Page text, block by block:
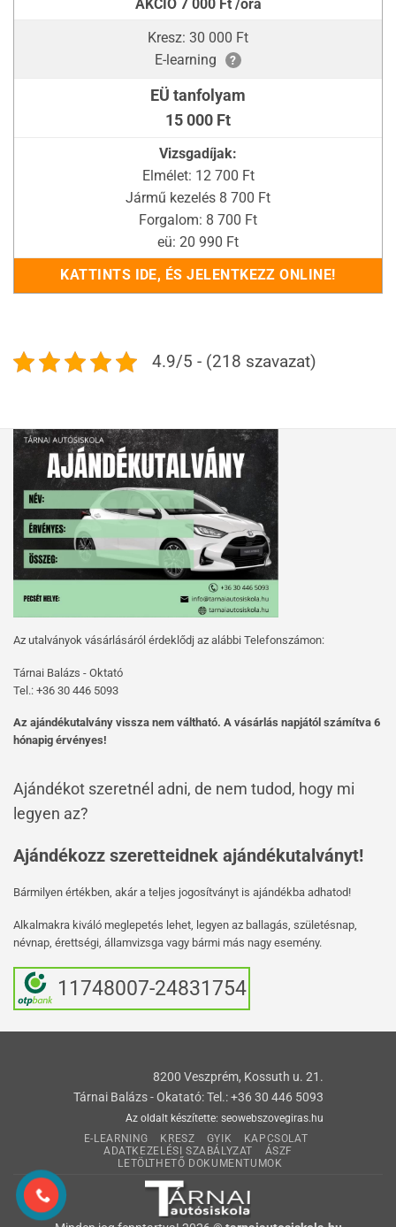
AKCIÓ 7 000 Ft /óra
Kresz: 30 000 Ft
E-learning
?
EÜ tanfolyam
15 000 Ft
Vizsgadíjak:
Elmélet: 12 700 Ft
Jármű kezelés 8 700 Ft
Forgalom: 8 700 Ft
eü: 20 990 Ft
KATTINTS IDE, ÉS JELENTKEZZ ONLINE!
4.9/5 - (218 szavazat)
Az utalványok vásárlásáról érdeklődj az alábbi Telefonszámon:
Tárnai Balázs - Oktató
Tel.: +36 30 446 5093
Az ajándékutalvány vissza nem váltható. A vásárlás napjától számítva 6
hónapig érvényes!
Ajándékot szeretnél adni, de nem tudod, hogy mi
legyen az?
Ajándékozz szeretteidnek ajándékutalványt!
Bármilyen értékben, akár a teljes jogosítványt is ajándékba adhatod!
Alkalmakra kiváló meglepetés lehet, legyen az ballagás, születésnap,
névnap, érettségi, államvizsga vagy bármi más nagy esemény.
11748007-24831754
8200 Veszprém, Kossuth u. 21.
Tárnai Balázs - Okatató: Tel.: +36 30 446 5093
Az oldalt készítette: seowebszovegiras.hu
E-LEARNING
KRESZ GYIK
KAPCSOLAT
ADATKEZELÉSI SZABÁLYZAT
ÁSZF
LETÖLTHETŐ DOKUMENTUMOK